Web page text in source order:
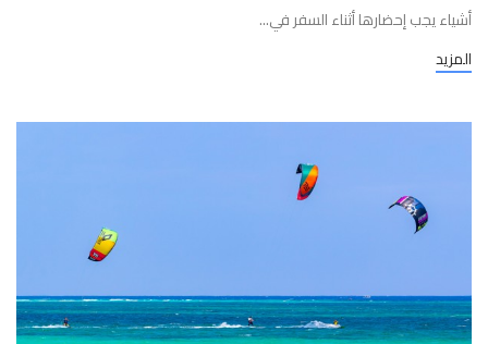
أشياء يجب إحضارها أثناء السفر في...
المزيد